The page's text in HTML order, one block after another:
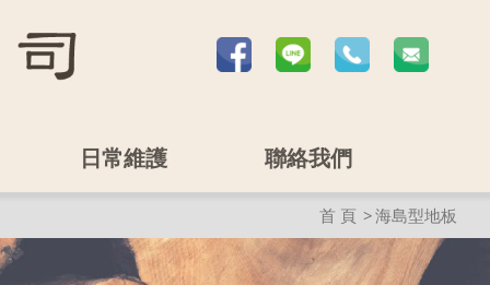
日常維護 聯絡我們
首 頁 海島型地板